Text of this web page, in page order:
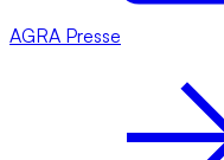
AGRA Presse